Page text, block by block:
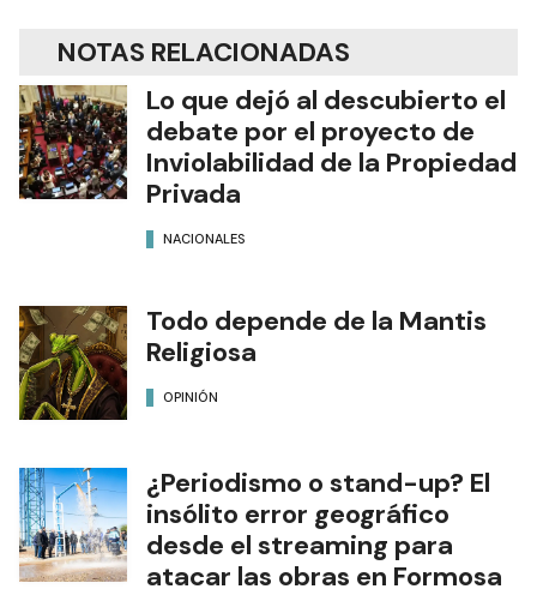
NOTAS RELACIONADAS
Lo que dejó al descubierto el
debate por el proyecto de
Inviolabilidad de la Propiedad
Privada
NACIONALES
Todo depende de la Mantis
Religiosa
OPINIÓN
¿Periodismo o stand-up? El
insólito error geográfico
desde el streaming para
atacar las obras en Formosa